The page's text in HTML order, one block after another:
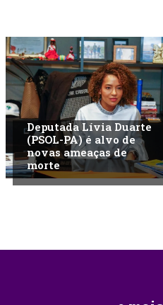
Deputada Lívia Duarte
(PSOL-PA) é alvo de
novas ameaças de
morte